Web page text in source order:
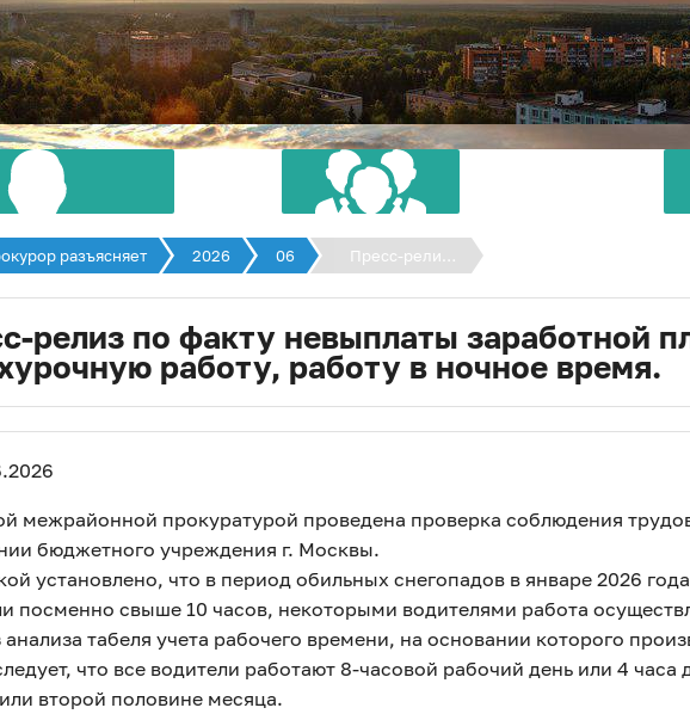
ГЛАВА
ОКРУГА
СОВЕТ
ДЕПУТАТОВ
разъясняет 2026 06
Пресс-релиз
заработной
сверхурочную
релиз по факту невыплаты заработной
работу, работу в ночное время.
межрайонной прокуратурой проведена проверка соблюдения
бюджетного учреждения г. Москвы.
установлено, что в период обильных снегопадов в январе 2026
посменно свыше 10 часов, некоторыми водителями работа
анализа табеля учета рабочего времени, на основании которого
что все водители работают 8-часовой рабочий день или 4
второй половине месяца.